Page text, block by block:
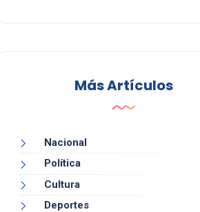
Más Artículos
Nacional
Política
Cultura
Deportes